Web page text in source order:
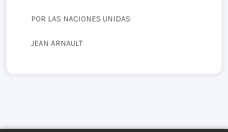
POR LAS NACIONES UNIDAS:
JEAN ARNAULT